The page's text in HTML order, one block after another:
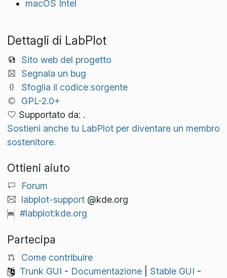
macOS Intel
Dettagli di LabPlot
Sito web del progetto
Segnala un bug
Sfoglia il codice sorgente
GPL-2.0+
Supportato da: .
Sostieni anche tu LabPlot per diventare un membro
sostenitore.
Ottieni aiuto
Forum
labplot-support@kde.org
#labplot:kde.org
Partecipa
Come contribuire
Trunk GUI - Documentazione| Stable GUI -